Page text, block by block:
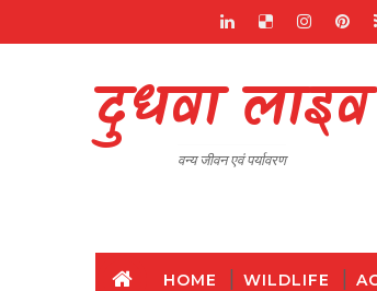
दुधवा लाइव
वन्य जीवन एवं पर्यावरण
HOME WILDLIFE